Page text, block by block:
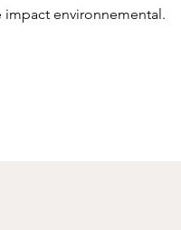
impact environnemental.